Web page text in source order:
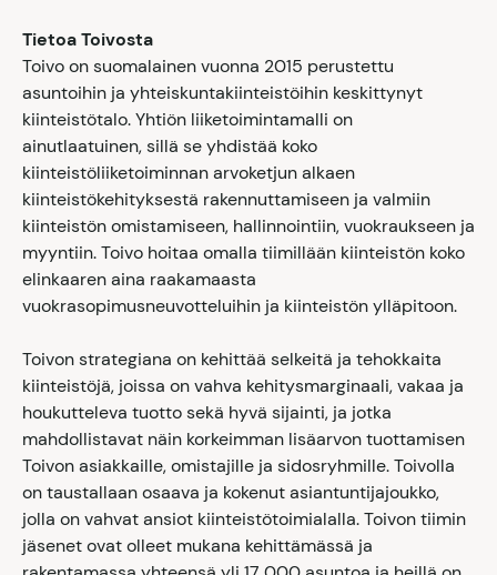
Tietoa Toivosta
Toivo on suomalainen vuonna 2015 perustettu
asuntoihin ja yhteiskuntakiinteistöihin keskittynyt
kiinteistötalo. Yhtiön liiketoimintamalli on
ainutlaatuinen, sillä se yhdistää koko
kiinteistöliiketoiminnan arvoketjun alkaen
kiinteistökehityksestä rakennuttamiseen ja valmiin
kiinteistön omistamiseen, hallinnointiin, vuokraukseen ja
myyntiin. Toivo hoitaa omalla tiimillään kiinteistön koko
elinkaaren aina raakamaasta
vuokrasopimusneuvotteluihin ja kiinteistön ylläpitoon.
Toivon strategiana on kehittää selkeitä ja tehokkaita
kiinteistöjä, joissa on vahva kehitysmarginaali, vakaa ja
houkutteleva tuotto sekä hyvä sijainti, ja jotka
mahdollistavat näin korkeimman lisäarvon tuottamisen
Toivon asiakkaille, omistajille ja sidosryhmille. Toivolla
on taustallaan osaava ja kokenut asiantuntijajoukko,
jolla on vahvat ansiot kiinteistötoimialalla. Toivon tiimin
jäsenet ovat olleet mukana kehittämässä ja